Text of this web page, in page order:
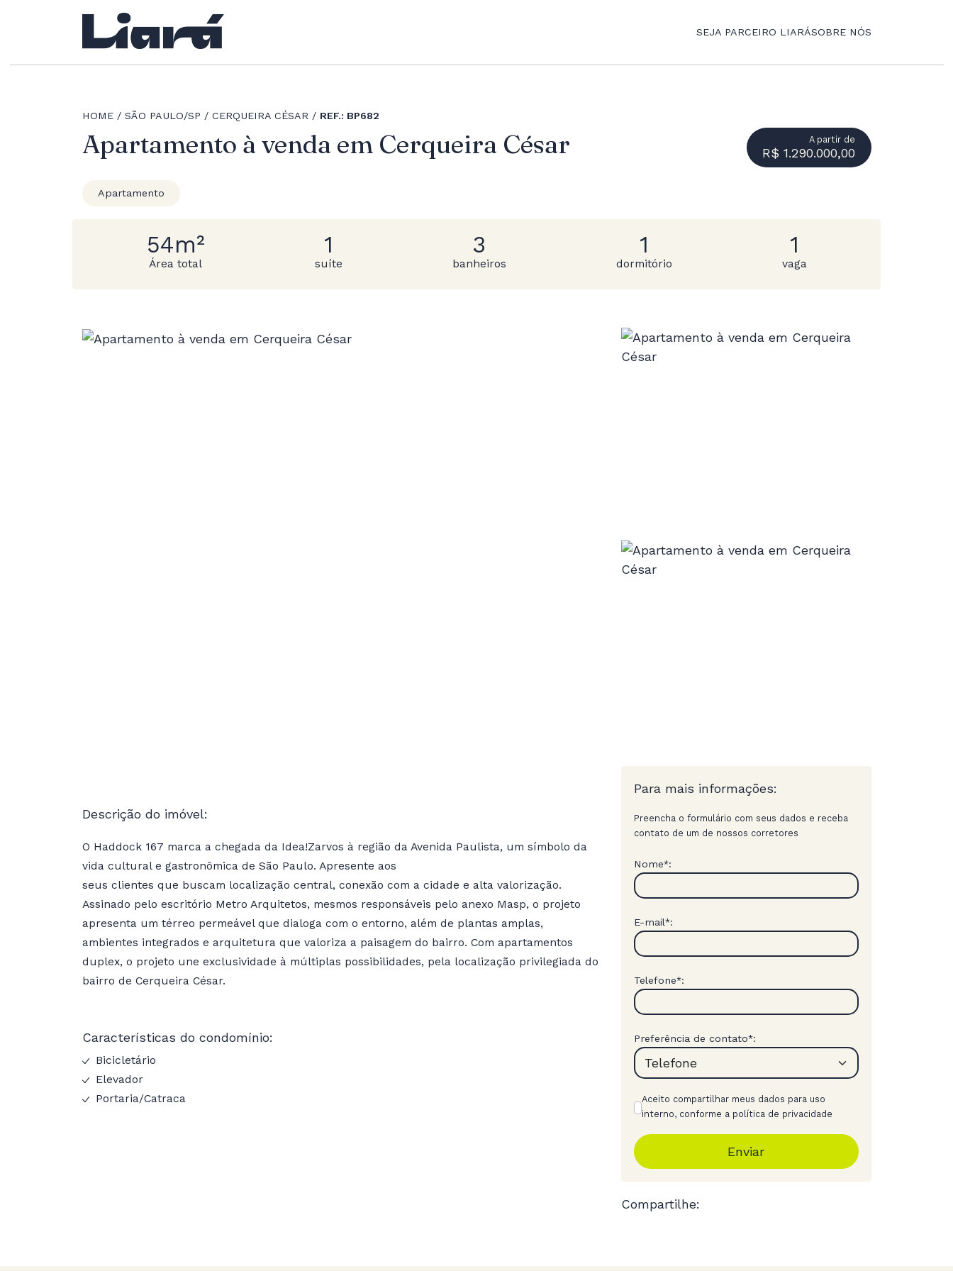
SEJA PARCEIRO LIARÁSOBRE NÓS
HOME SÃO PAULO/SP CERQUEIRA CÉSAR REF.: BP682
Apartamento à venda em Cerqueira César A partir de
R$ 1.290.000,00
Apartamento
54m²
Área total
1
suíte
3
banheiros
1
dormitório
1
vaga
Descrição do imóvel:
O Haddock 167 marca a chegada da Idea!Zarvos à região da Avenida Paulista, um símbolo da
vida cultural e gastronômica de São Paulo. Apresente aos
seus clientes que buscam localização central, conexão com a cidade e alta valorização.
Assinado pelo escritório Metro Arquitetos, mesmos responsáveis pelo anexo Masp, o projeto
apresenta um térreo permeável que dialoga com o entorno, além de plantas amplas,
ambientes integrados e arquitetura que valoriza a paisagem do bairro. Com apartamentos
duplex, o projeto une exclusividade à múltiplas possibilidades, pela localização privilegiada do
bairro de Cerqueira César.
Características do condomínio:
Bicicletário
Elevador
Portaria/Catraca
Para mais informações:
Preencha o formulário com seus dados e receba
contato de um de nossos corretores
Nome*:
E-mail*:
Telefone*:
Preferência de contato*:
Aceito compartilhar meus dados para uso
interno, conforme a política de privacidade
Enviar
Compartilhe: